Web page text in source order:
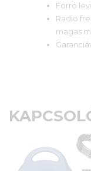
Forró
Radio
magas